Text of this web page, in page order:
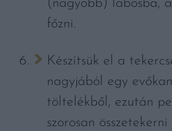
(nagyobb) lábosba,
főzni.
Készítsük el a
nagyjából egy
töltelékből, ezután
szorosan összetekerni